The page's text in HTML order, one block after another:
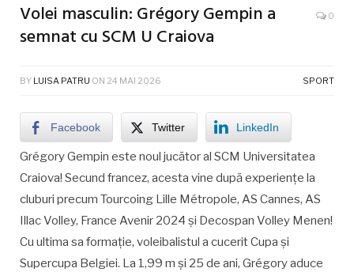
Volei masculin: Grégory Gempin a
semnat cu SCM U Craiova
0
BY LUISA PATRU ON 24 MAI 2026 SPORT
Facebook Twitter LinkedIn
Grégory Gempin este noul jucător al SCM Universitatea
Craiova! Secund francez, acesta vine după experiențe la
cluburi precum Tourcoing Lille Métropole, AS Cannes, AS
Illac Volley, France Avenir 2024 și Decospan Volley Menen!
Cu ultima sa formație, voleibalistul a cucerit Cupa și
Supercupa Belgiei. La 1,99 m și 25 de ani, Grégory aduce